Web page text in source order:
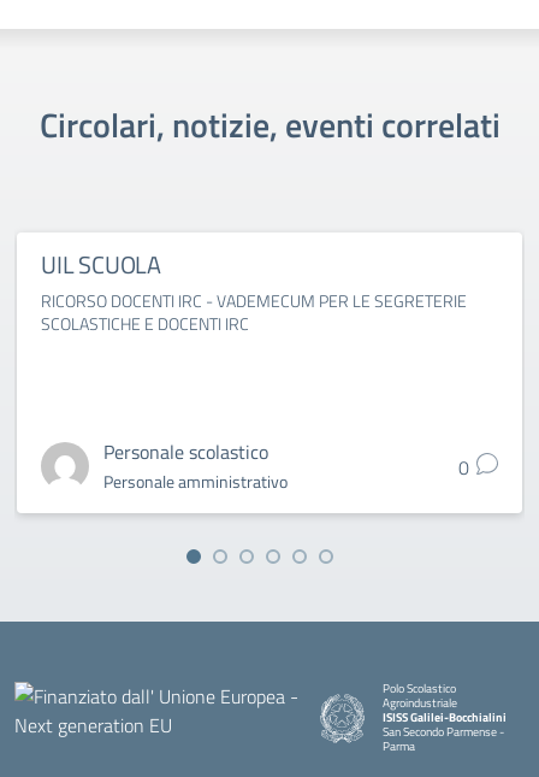
Circolari, notizie, eventi correlati
UIL SCUOLA
RICORSO DOCENTI IRC - VADEMECUM PER LE SEGRETERIE
SCOLASTICHE E DOCENTI IRC
Personale scolastico
Personale amministrativo 0
Polo Scolastico
Agroindustriale
ISISS Galilei-Bocchialini
San Secondo Parmense -
Parma